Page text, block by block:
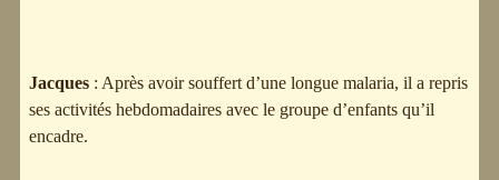
Jacques : Après avoir souffert d’une longue malaria, il a repris
ses activités hebdomadaires avec le groupe d’enfants qu’il
encadre.